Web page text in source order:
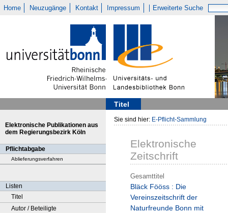
Home Neuzugänge Kontakt Impressum Erweiterte Suche
Titel
Elektronische Publikationen aus
dem Regierungsbezirk Köln
Pflichtabgabe
Ablieferungsverfahren
Listen
Titel
Autor / Beteiligte
Sie sind hier: E-Pflicht-Sammlung
Elektronische
Zeitschrift
Gesamttitel
Bläck Fööss : Die
Vereinszeitschrift der
Naturfreunde Bonn mit